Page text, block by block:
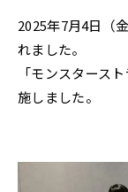
2025年7月4日（
れました。
「モンスタース
施しました。